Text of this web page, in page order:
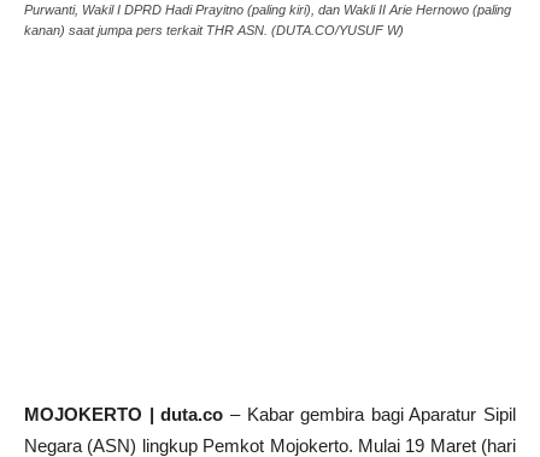
Purwanti, Wakil I DPRD Hadi Prayitno (paling kiri), dan Wakli II Arie Hernowo (paling
kanan) saat jumpa pers terkait THR ASN. (DUTA.CO/YUSUF W)
MOJOKERTO | duta.co – Kabar gembira bagi Aparatur Sipil
Negara (ASN) lingkup Pemkot Mojokerto. Mulai 19 Maret (hari